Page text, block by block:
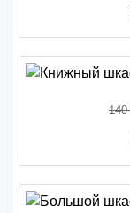
140